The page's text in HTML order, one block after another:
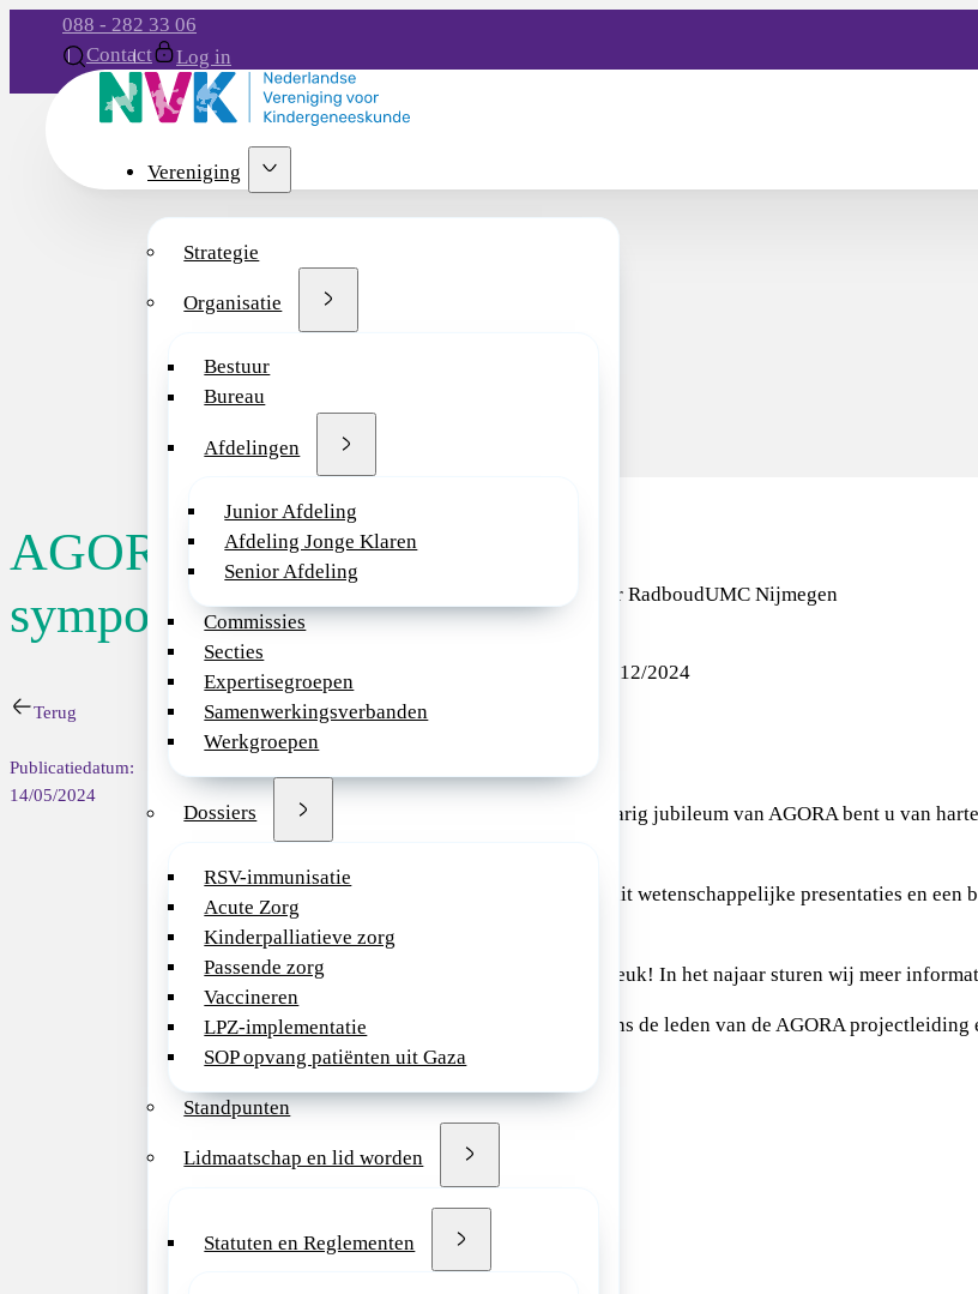
088 - 282 33 06
Contact
Log in
Vereniging
Strategie
Organisatie
Bestuur
Bureau
Afdelingen
Junior Afdeling
Afdeling Jonge Klaren
Senior Afdeling
Commissies
Secties
Expertisegroepen
Samenwerkingsverbanden
Werkgroepen
Dossiers
RSV-immunisatie
Acute Zorg
Kinderpalliatieve zorg
Passende zorg
Vaccineren
LPZ-implementatie
SOP opvang patiënten uit Gaza
Standpunten
Lidmaatschap en lid worden
Statuten en Reglementen
AGORA
symposium
Terug
Publicatiedatum:
14/05/2024
Experience Center RadboudUMC Nijmegen
07/12/2024
Ter gelegenheid van het 20 jarig jubileum van AGORA bent u van
Het programma zal bestaan uit wetenschappelijke presentaties en
Bent u van plan te komen? Leuk! In het najaar sturen wij meer
Met vriendelijke groet namens de leden van de AGORA
Edwin Ongkosuwito
Iris van Rooij
Michiel Schreuder
Loes van der Zanden